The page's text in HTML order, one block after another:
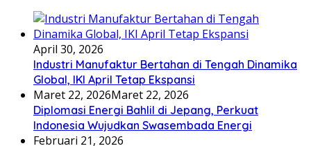
April 30, 2026
Industri Manufaktur Bertahan di Tengah Dinamika
Global, IKI April Tetap Ekspansi
Maret 22, 2026Maret 22, 2026
Diplomasi Energi Bahlil di Jepang, Perkuat
Indonesia Wujudkan Swasembada Energi
Februari 21, 2026